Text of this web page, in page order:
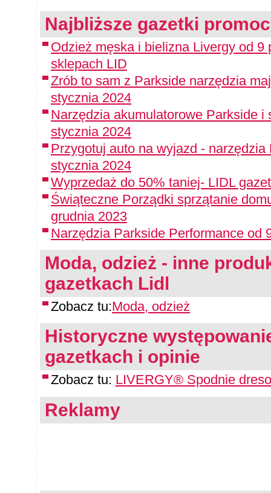
Najbliższe gazetki
Odzież męska i bielizna Livergy od
sklepach LID
Zrób to sam z Parkside narzędzia
stycznia 2024
Narzędzia akumulatorowe Parkside i
stycznia 2024
Przygotuj auto na wyjazd -
stycznia 2024
Wyprzedaż do 50% taniej- LIDL
Świąteczne Porządki sprzątanie
grudnia 2023
Narzędzia Parkside Performance od
Moda, odzież - inne
gazetkach Lidl
Zobacz tu:Moda, odzież
Historyczne
gazetkach i opinie
Zobacz tu: LIVERGY® Spodnie
Reklamy